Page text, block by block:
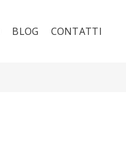
BLOG CONTATTI